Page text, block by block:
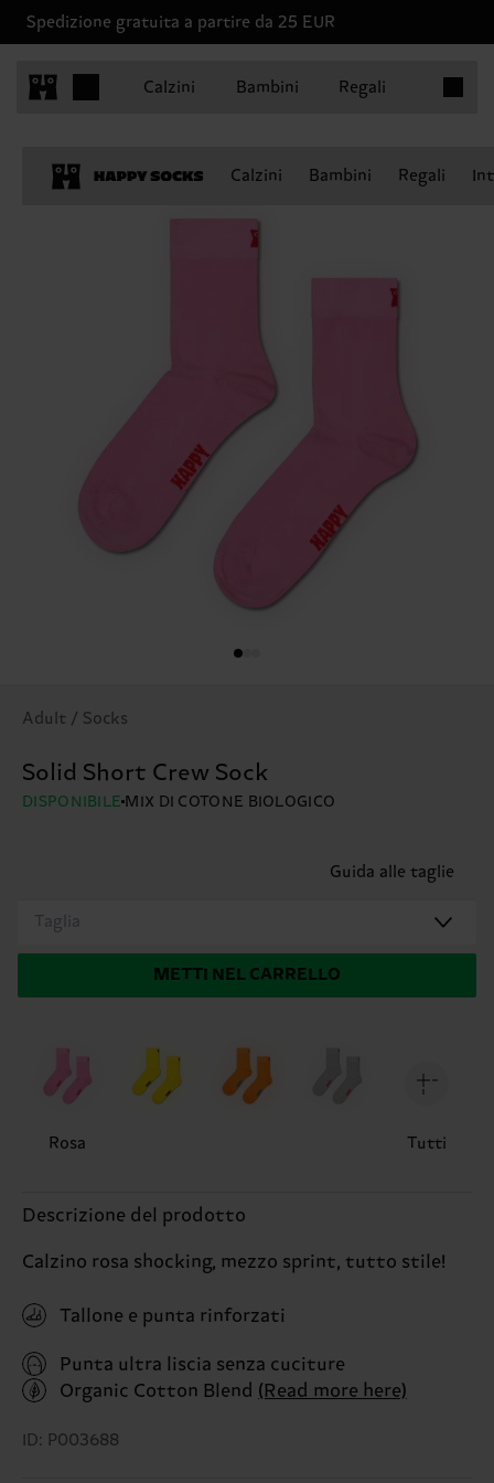
Spedizione gratuita a partire da 25 EUR
Calzini Bambini Regali
Calzini Bambini Regali
Adult / Socks
Solid Short Crew Sock
DISPONIBILE MIX DI COTONE BIOLOGICO
Guida alle taglie
Taglia
METTI NEL CARRELLO
Rosa Tutti
Descrizione del prodotto
Calzino rosa shocking, mezzo sprint, tutto stile!
Tallone e punta rinforzati
Punta ultra liscia senza cuciture
Organic Cotton Blend (Read more here)
ID: P003688